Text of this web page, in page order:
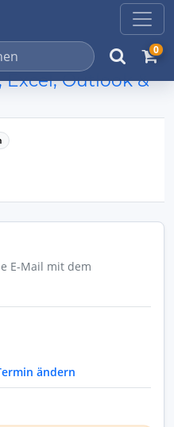
0
Outlook &
E-Mail mit dem
ändern